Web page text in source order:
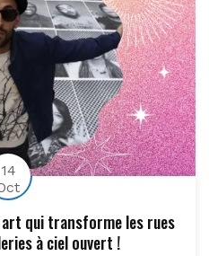
14
qui transforme les rues
à ciel ouvert !